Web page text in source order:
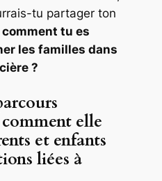
tu partager ton
comment tu es
les familles dans
?
elle
et enfants
liées à